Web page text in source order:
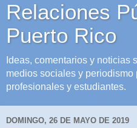
Relaciones
Puerto Rico
Ideas, comentarios y noticias
medios sociales y periodismo
profesionales y estudiantes.
DOMINGO, 26 DE MAYO DE 2019